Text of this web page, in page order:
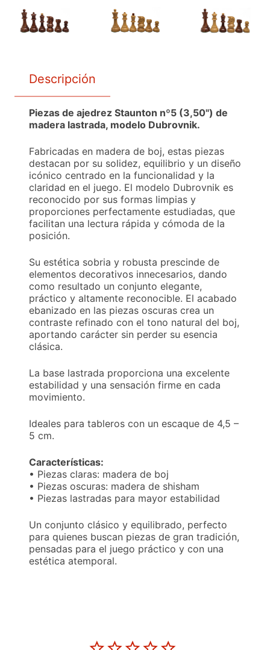
Descripción
Piezas de ajedrez Staunton nº5 (3,50") de
madera lastrada, modelo Dubrovnik.
Fabricadas en madera de boj, estas piezas
destacan por su solidez, equilibrio y un diseño
icónico centrado en la funcionalidad y la
claridad en el juego. El modelo Dubrovnik es
reconocido por sus formas limpias y
proporciones perfectamente estudiadas, que
facilitan una lectura rápida y cómoda de la
posición.
Su estética sobria y robusta prescinde de
elementos decorativos innecesarios, dando
como resultado un conjunto elegante,
práctico y altamente reconocible. El acabado
ebanizado en las piezas oscuras crea un
contraste refinado con el tono natural del boj,
aportando carácter sin perder su esencia
clásica.
La base lastrada proporciona una excelente
estabilidad y una sensación firme en cada
movimiento.
Ideales para tableros con un escaque de 4,5 –
5 cm.
Características:
• Piezas claras: madera de boj
• Piezas oscuras: madera de shisham
• Piezas lastradas para mayor estabilidad
Un conjunto clásico y equilibrado, perfecto
para quienes buscan piezas de gran tradición,
pensadas para el juego práctico y con una
estética atemporal.